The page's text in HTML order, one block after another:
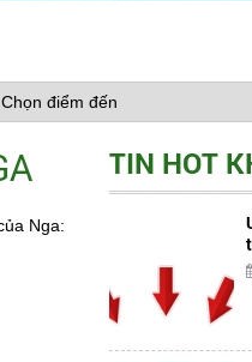
Nga:
TIN HOT